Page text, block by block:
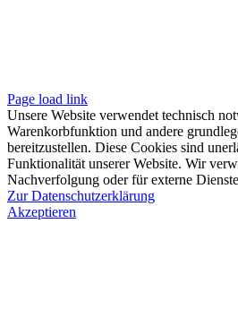
Page load link
Unsere Website verwendet technisch
Warenkorbfunktion und andere
bereitzustellen. Diese Cookies sind
Funktionalität unserer Website. Wir
Nachverfolgung oder für externe
Zur Datenschutzerklärung
Akzeptieren